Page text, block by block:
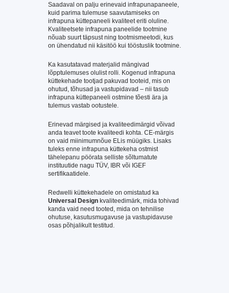
Saadaval on palju erinevaid infrapunapaneele,
kuid parima tulemuse saavutamiseks on
infrapuna küttepaneeli kvaliteet eriti oluline.
Kvaliteetsete infrapuna paneelide tootmine
nõuab suurt täpsust ning tootmismeetodi, kus
on ühendatud nii käsitöö kui tööstuslik tootmine.
Ka kasutatavad materjalid mängivad
lõpptulemuses olulist rolli. Kogenud infrapuna
küttekehade tootjad pakuvad tooteid, mis on
ohutud, tõhusad ja vastupidavad – nii tasub
infrapuna küttepaneeli ostmine tõesti ära ja
tulemus vastab ootustele.
Erinevad märgised ja kvaliteedimärgid võivad
anda teavet toote kvaliteedi kohta. CE-märgis
on vaid miinimumnõue ELis müügiks. Lisaks
tuleks enne infrapuna küttekeha ostmist
tähelepanu pöörata selliste sõltumatute
instituutide nagu TÜV, IBR või IGEF
sertifikaatidele.
Redwelli küttekehadele on omistatud ka
Universal Design kvaliteedimärk, mida tohivad
kanda vaid need tooted, mida on tehnilise
ohutuse, kasutusmugavuse ja vastupidavuse
osas põhjalikult testitud.